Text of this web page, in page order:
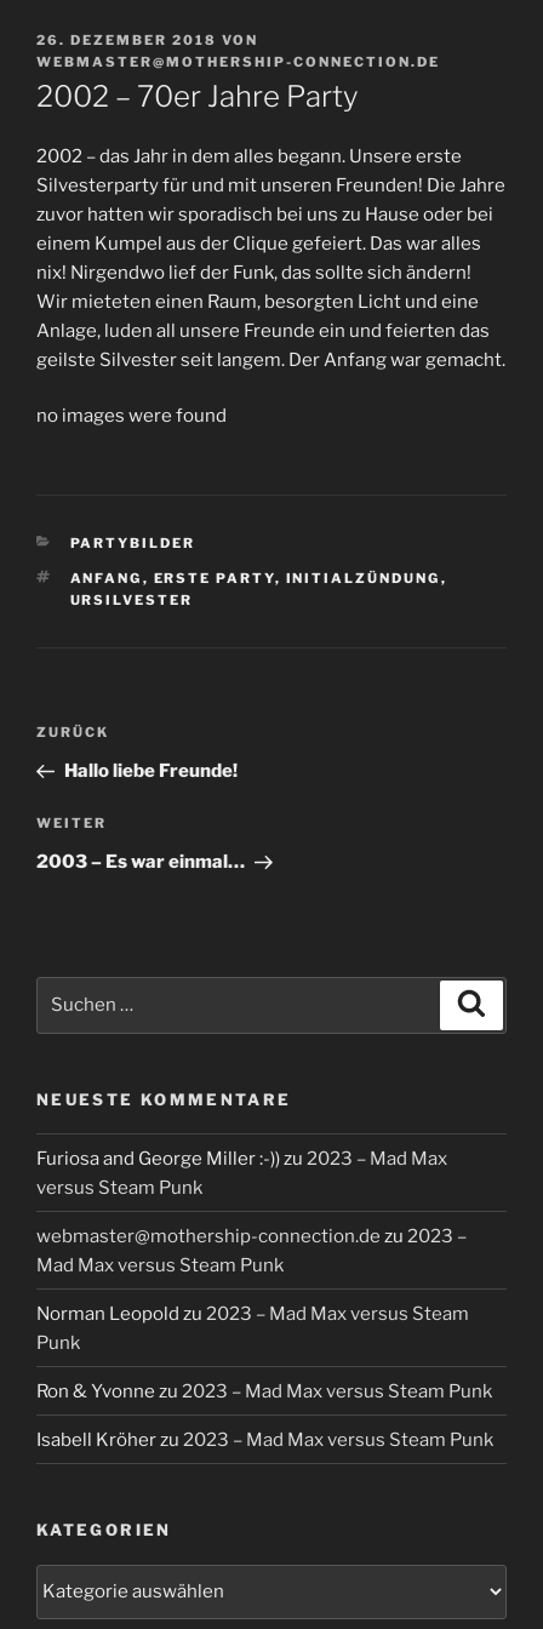
VERÖFFENTLICHT
AM
26. DEZEMBER 2018 VON
WEBMASTER@MOTHERSHIP-CONNECTION.DE
2002 – 70er Jahre Party
2002 – das Jahr in dem alles begann. Unsere erste
Silvesterparty für und mit unseren Freunden! Die Jahre
zuvor hatten wir sporadisch bei uns zu Hause oder bei
einem Kumpel aus der Clique gefeiert. Das war alles
nix! Nirgendwo lief der Funk, das sollte sich ändern!
Wir mieteten einen Raum, besorgten Licht und eine
Anlage, luden all unsere Freunde ein und feierten das
geilste Silvester seit langem. Der Anfang war gemacht.
no images were found
KATEGORIEN
PARTYBILDER
SCHLAGWÖRTER
ANFANG , ERSTE PARTY, INITIALZÜNDUNG ,
URSILVESTER
Beitragsnavigation
Vorheriger
Beitrag
ZURÜCK
Hallo liebe Freunde!
Nächster
Beitrag
WEITER
2003 – Es war einmal…
NEUESTE KOMMENTARE
Furiosa and George Miller :-))zu 2023 – Mad Max
versus Steam Punk
webmaster@mothership-connection.de zu 2023 –
Mad Max versus Steam Punk
Norman Leopold zu 2023 – Mad Max versus Steam
Punk
Ron & Yvonne zu 2023 – Mad Max versus Steam Punk
Isabell Kröherzu 2023 – Mad Max versus Steam Punk
KATEGORIEN